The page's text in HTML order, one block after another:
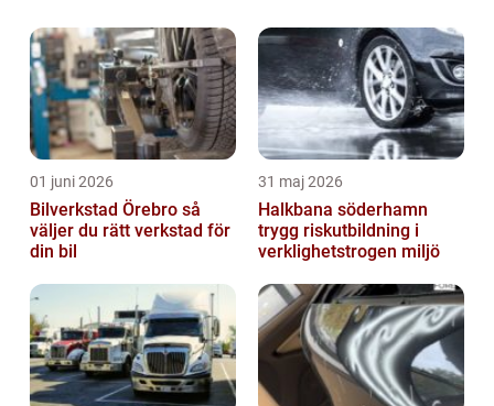
kommer att ge en grundlig över...
01 juni 2026
Bilverkstad Örebro så
väljer du rätt verkstad för
din bil
31 maj 2026
Halkbana söderhamn
trygg riskutbildning i
verklighetstrogen miljö